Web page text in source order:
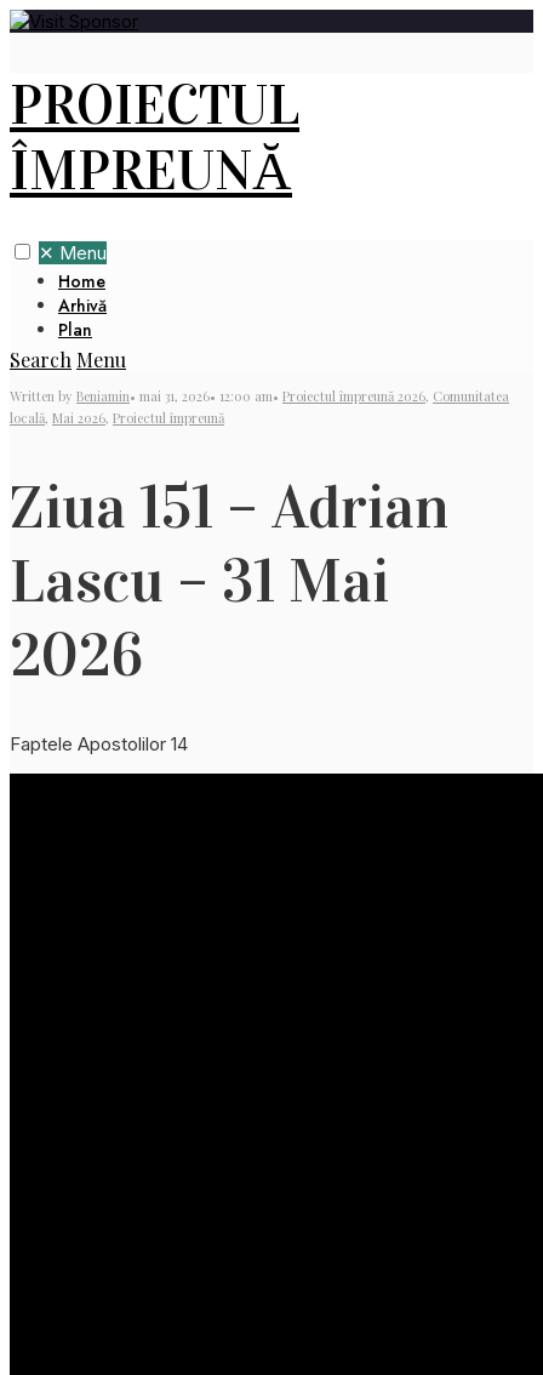
PROIECTUL
ÎMPREUNĂ
✕ Menu
Home
Arhivă
Plan
Search Menu
Written by Beniamin• mai 31, 2026• 12:00 am• Proiectul împreună 2026, Comunitatea
locală, Mai 2026, Proiectul împreună
Ziua 151 – Adrian
Lascu – 31 Mai
2026
Faptele Apostolilor 14